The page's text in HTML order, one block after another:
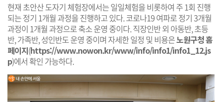
현재 초안산 도자기 체험장에서는 일일체험을 비롯하여 주 1회 진행
되는 정기 1개월 과정을 진행하고 있다. 코로나19 여파로 정기 3개월
과정이 1개월 과정으로 축소 운영 중이다. 직장인반 외 아동반, 초등
반, 가족반, 성인반도 운영 중이며 자세한 일정 및 비용은노원구청 홈
페이지(https://www.nowon.kr/www/info/info1/info1_12.js
p)에서 확인 가능하다.